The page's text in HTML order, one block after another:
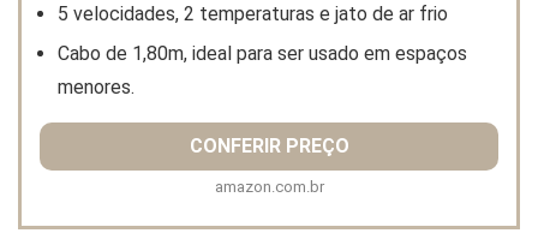
5 velocidades, 2 temperaturas e jato de ar frio
Cabo de 1,80m, ideal para ser usado em espaços
menores.
CONFERIR PREÇO
amazon.com.br